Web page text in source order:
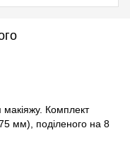
макіяжу. Комплект
мм), поділеного на 8